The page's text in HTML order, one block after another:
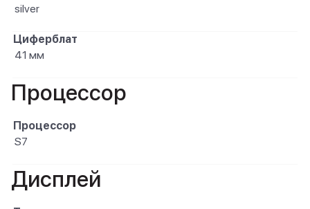
silver
Циферблат
41 мм
Процессор
Процессор
S7
Дисплей